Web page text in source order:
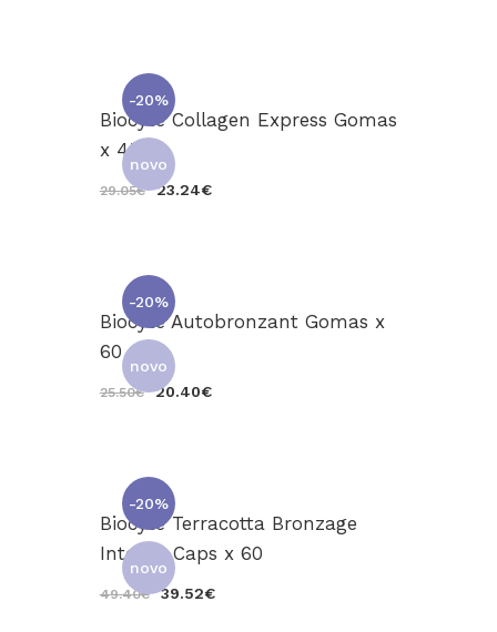
-20%
novo
Biocyte Collagen Express Gomas
x 45
29.05€ 23.24€
-20%
novo
Biocyte Autobronzant Gomas x
60
25.50€ 20.40€
-20%
novo
Biocyte Terracotta Bronzage
Intense Caps x 60
49.40€ 39.52€